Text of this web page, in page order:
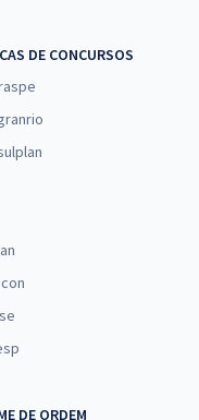
de Mesquita Filho" -
(-20%)
de Mesquita Filho" -
(Módulo Especial)
DE CONCURSOS
DE ORDEM